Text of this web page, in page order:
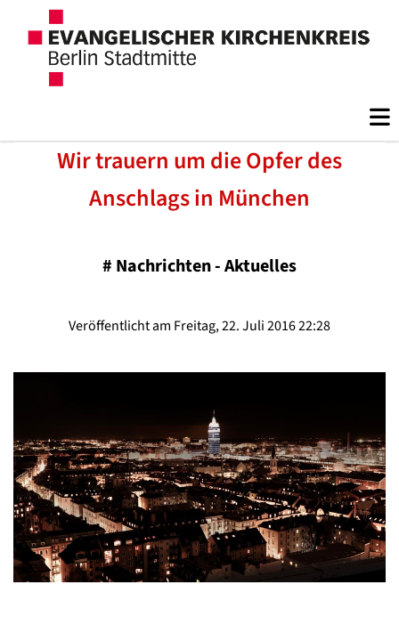
Wir trauern um die Opfer des
Anschlags in München
# Nachrichten - Aktuelles
Veröffentlicht am Freitag, 22. Juli 2016 22:28